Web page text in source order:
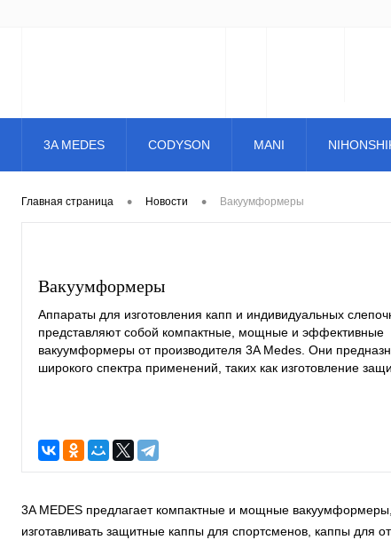
3A MEDES CODYSON MANI
Главная страница • Новости • Вакуумформеры
Вакуумформеры
Аппараты для изготовления капп и индивидуальных
представляют собой компактные, мощные и эффективные
вакуумформеры от производителя 3A Medes. Они
широкого спектра применений, таких как изготовление
3A MEDES предлагает компактные и мощные
изготавливать защитные каппы для спортсменов, каппы для